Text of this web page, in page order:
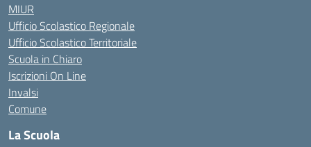
MIUR
Ufficio Scolastico Regionale
Ufficio Scolastico Territoriale
Scuola in Chiaro
Iscrizioni On Line
Invalsi
Comune
La Scuola